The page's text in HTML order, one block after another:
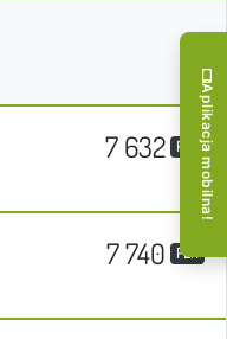
7 632 PLN
7 740 PLN
Aplikacja mobilna!